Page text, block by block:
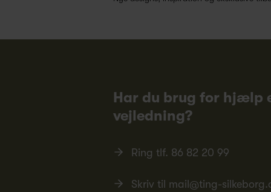
Har du brug for hjælp
vejledning?
Ring tlf. 86 82 20 99
Skriv til mail@ting-